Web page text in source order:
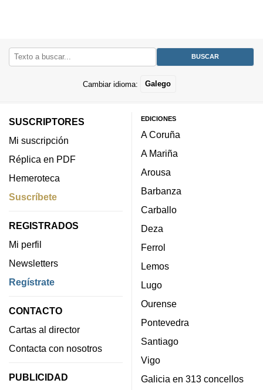
Cambiar idioma: Galego
SUSCRIPTORES
Mi suscripción
Réplica en PDF
Hemeroteca
Suscríbete
REGISTRADOS
Mi perfil
Newsletters
Regístrate
CONTACTO
Cartas al director
Contacta con nosotros
PUBLICIDAD
EDICIONES
A Coruña
A Mariña
Arousa
Barbanza
Carballo
Deza
Ferrol
Lemos
Lugo
Ourense
Pontevedra
Santiago
Vigo
Galicia en 313 concellos